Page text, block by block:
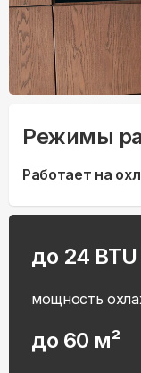
Режимы
Работает на
до 24 BTU
мощность
до 60 м²